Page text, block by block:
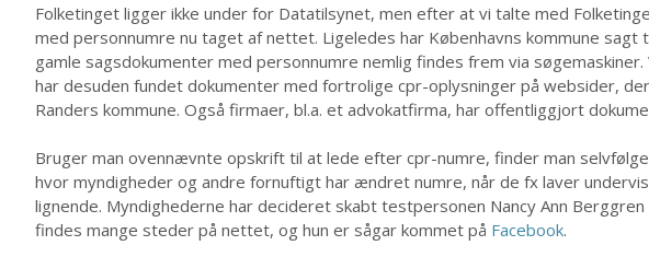
Folketinget ligger ikke under for Datatilsynet, men efter at vi talte med
med personnumre nu taget af nettet. Ligeledes har Københavns kommune sagt
gamle sagsdokumenter med personnumre nemlig findes frem via
har desuden fundet dokumenter med fortrolige cpr-oplysninger på websider,
Randers kommune. Også firmaer, bl.a. et advokatfirma, har offentliggjort
Bruger man ovennævnte opskrift til at lede efter cpr-numre, finder man
hvor myndigheder og andre fornuftigt har ændret numre, når de fx laver
lignende. Myndighederne har decideret skabt testpersonen Nancy Ann
findes mange steder på nettet, og hun er sågar kommet på Facebook.